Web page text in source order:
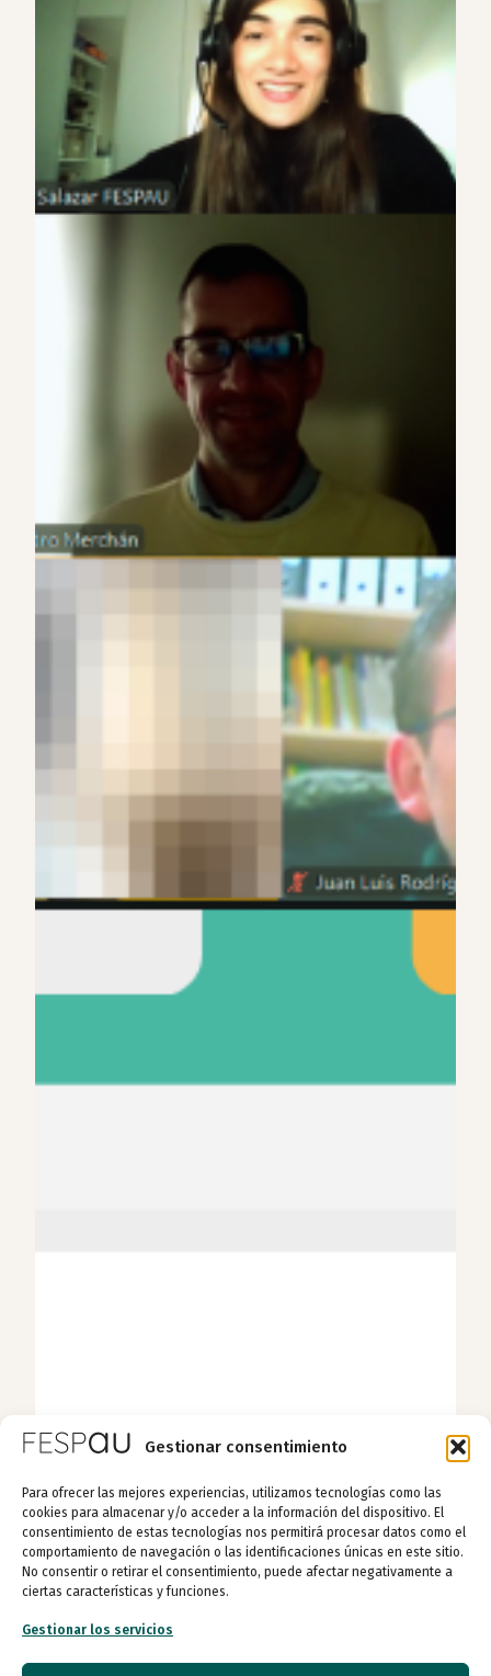
Gestionar consentimiento
Para ofrecer las mejores experiencias, utilizamos tecnologías como las
cookies para almacenar y/o acceder a la información del dispositivo. El
consentimiento de estas tecnologías nos permitirá procesar datos como el
comportamiento de navegación o las identificaciones únicas en este sitio.
No consentir o retirar el consentimiento, puede afectar negativamente a
ciertas características y funciones.
Gestionar los servicios